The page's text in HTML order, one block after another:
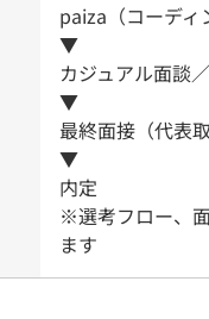
paiza（コーディ
▼
カジュアル面談
▼
最終面接（代表
▼
内定
※選考フロー、
ます